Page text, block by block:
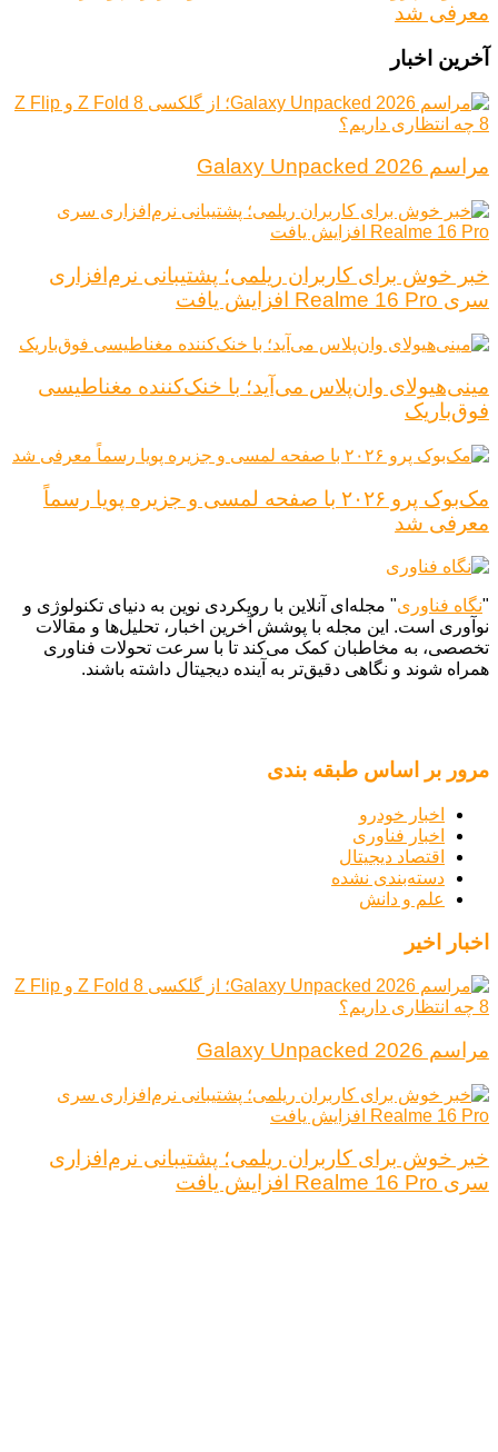
معرفی شد
آخرین اخبار
مراسم Galaxy Unpacked 2026
خبر خوش برای کاربران ریلمی؛ پشتیبانی نرم‌افزاری
سری Realme 16 Pro افزایش یافت
مینی‌هیولای وان‌پلاس می‌آید؛ با خنک‌کننده مغناطیسی
فوق‌باریک
مک‌بوک پرو ۲۰۲۶ با صفحه لمسی و جزیره پویا رسماً
معرفی شد
"نگاه فناوری" مجله‌ای آنلاین با رویکردی نوین به دنیای تکنولوژی و
نوآوری است. این مجله با پوشش آخرین اخبار، تحلیل‌ها و مقالات
تخصصی، به مخاطبان کمک می‌کند تا با سرعت تحولات فناوری
همراه شوند و نگاهی دقیق‌تر به آینده دیجیتال داشته باشند.
مرور بر اساس طبقه بندی
اخبار خودرو
اخبار فناوری
اقتصاد دیجیتال
دسته‌بندی نشده
علم و دانش
اخبار اخیر
مراسم Galaxy Unpacked 2026
خبر خوش برای کاربران ریلمی؛ پشتیبانی نرم‌افزاری
سری Realme 16 Pro افزایش یافت